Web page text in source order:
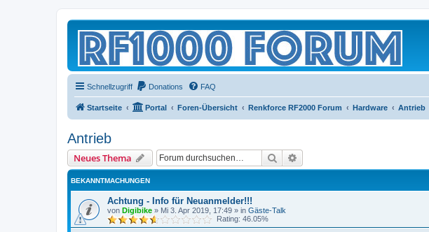
Schnellzugriff Donations FAQ
Startseite Portal Foren-Übersicht Renkforce RF2000 Forum Hardware Antrieb
Antrieb
Neues Thema Suche
BEKANNTMACHUNGEN
Achtung - Info für Neuanmelder!!!
von Digibike » Mi 3. Apr 2019, 17:49 » in Gäste-Talk
Rating: 46.05%